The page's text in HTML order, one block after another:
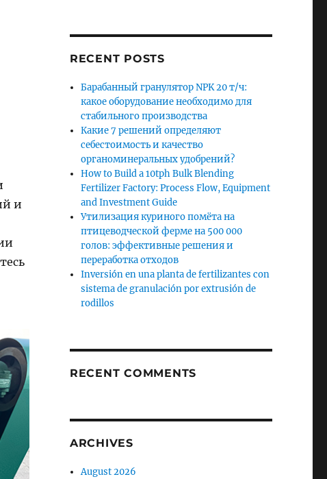
и
RECENT POSTS
Барабанный гранулятор NPK 20 т/ч:
какое оборудование необходимо для
стабильного производства
Какие 7 решений определяют
себестоимость и качество
органоминеральных удобрений?
How to Build a 10tph Bulk Blending
Fertilizer Factory: Process Flow, Equipment
and Investment Guide
Утилизация куриного помёта на
птицеводческой ферме на 500 000
голов: эффективные решения и
переработка отходов
Inversión en una planta de fertilizantes con
sistema de granulación por extrusión de
rodillos
RECENT COMMENTS
ARCHIVES
August 2026